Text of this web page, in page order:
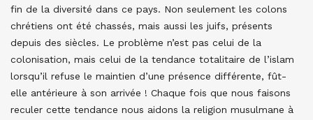
fin de la diversité dans ce pays. Non seulement les colons
chrétiens ont été chassés, mais aussi les juifs, présents
depuis des siècles. Le problème n’est pas celui de la
colonisation, mais celui de la tendance totalitaire de l’islam
lorsqu’il refuse le maintien d’une présence différente, fût-
elle antérieure à son arrivée ! Chaque fois que nous faisons
reculer cette tendance nous aidons la religion musulmane à